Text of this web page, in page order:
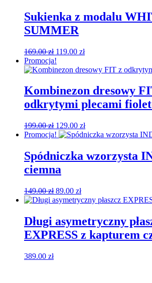
Sukienka z modalu
SUMMER
169.00zł Pierwotna
cena
wynosiła:
119.00 złAktualna
wynosi:
Promocja!
Kombinezon dresowy
odkrytymi plecami
199.00zł Pierwotna
cena
199.00 zł.
129.00 złAktualna
cena
Promocja!
Spódniczka wzorzysta
ciemna
149.00zł Pierwotna
cena
89.00 złAktualna
cena
89.00 zł.
Długi asymetryczny
EXPRESS z kapturem
389.00 zł